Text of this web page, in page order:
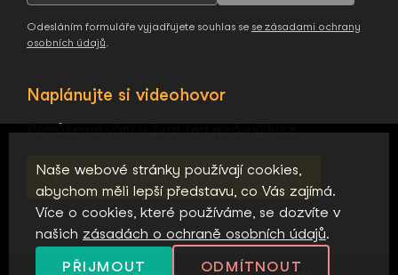
Odesláním formuláře vyjadřujete souhlas se se zásadami ochrany
osobních údajů
Naplánujte si videohovor
Pomůžeme vám vybrat ten správný kurz.
NAPLÁNOVAT VIDEOHOVOR
Naše webové stránky používají cookies,
abychom měli lepší představu, co Vás zajímá.
Více o cookies, které používáme, se dozvíte v
našich zásadách o ochraně osobních údajů.
PŘIJMOUT
ODMÍTNOUT